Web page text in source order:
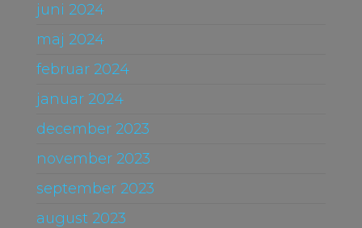
juni 2024
maj 2024
februar 2024
januar 2024
december 2023
november 2023
september 2023
august 2023